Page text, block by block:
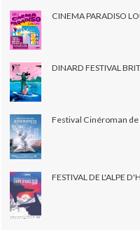
CINEMA PARADISO
DINARD FESTIVAL
Festival Cinéroman de
FESTIVAL DE L'ALPE